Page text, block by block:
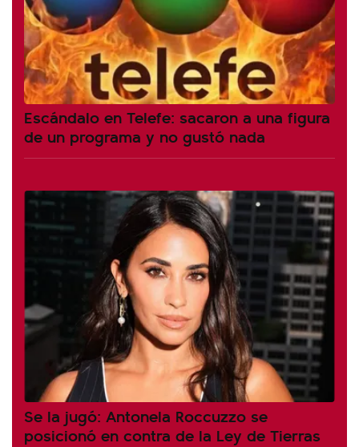
Escándalo en Telefe: sacaron a una figura
de un programa y no gustó nada
Se la jugó: Antonela Roccuzzo se
posicionó en contra de la Ley de Tierras